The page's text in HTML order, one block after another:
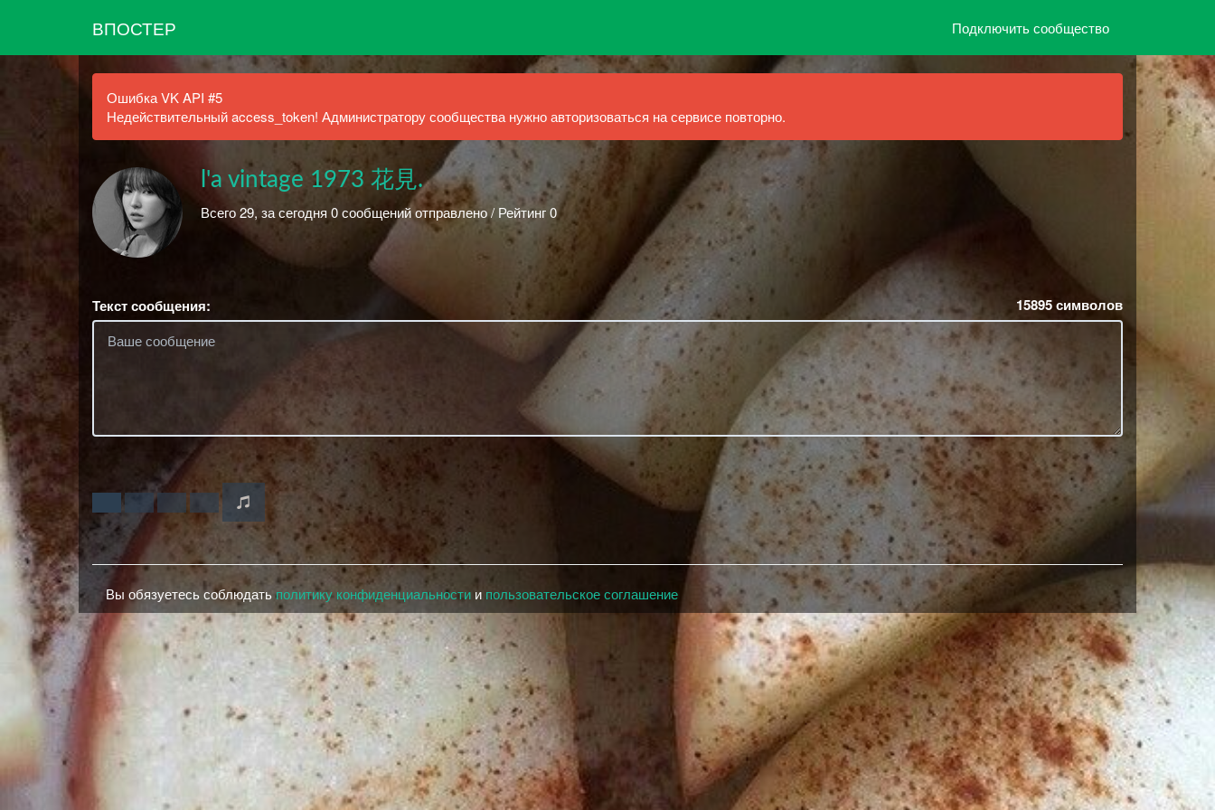
ВПОСТЕР Подключить сообщество
Ошибка VK API #5
Недействительный access_token! Администратору сообщества нужно авторизоваться на сервисе повторно.
l'a vintage 1973 花見.
Всего 29, за сегодня 0 сообщений отправлено / Рейтинг 0
Текст сообщения: 15895символов
Вы обязуетесь соблюдатьполитику конфиденциальности и пользовательское соглашение